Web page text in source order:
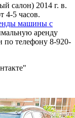
салон) 2014 г. в.
4-5 часов.
машины с
аренду
по телефону 8-920-